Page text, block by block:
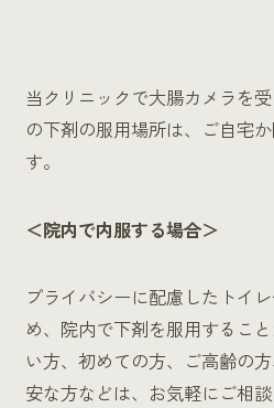
当クリニックで大腸カメラを
の下剤の服用場所は、ご自宅
す。
＜院内で内服する場合＞
プライバシーに配慮したトイ
め、院内で下剤を服用するこ
い方、初めての方、ご高齢の
安な方などは、お気軽にご相談